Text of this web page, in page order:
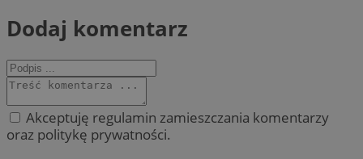
Dodaj komentarz
Akceptuję regulamin zamieszczania komentarzy
oraz politykę prywatności.